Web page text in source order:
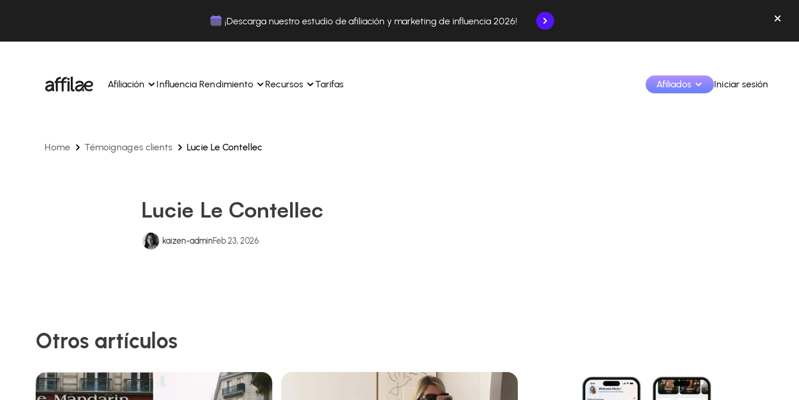
¡Descarga nuestro estudio de afiliación y marketing de influencia 2026!
Afiliación
Gestione sus campañas y afiliados desde una única
afiliados con total sencillez.
Influencia Rendimiento
Gestiona tus campañas y TikTok Shop desde un solo
colaboraciones desde la aplicación.
Recursos
Sigue nuestros consejos, noticias y tendencias del
Tarifas Afiliados Iniciar sesión
Home Témoignages clients Lucie Le Contellec
Lucie Le Contellec
kaizen-adminFeb 23, 2026
Otros artículos